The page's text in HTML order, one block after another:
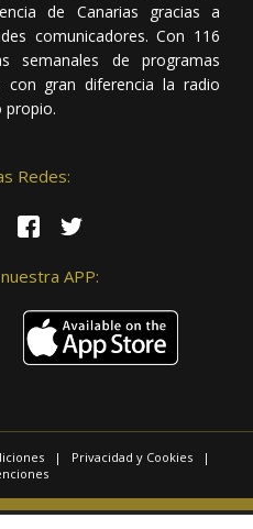
de Canarias gracias a
comunicadores. Con 116
semanales de programas
gran diferencia la radio
propio.
Redes:
APP:
| Privacidad y Cookies |